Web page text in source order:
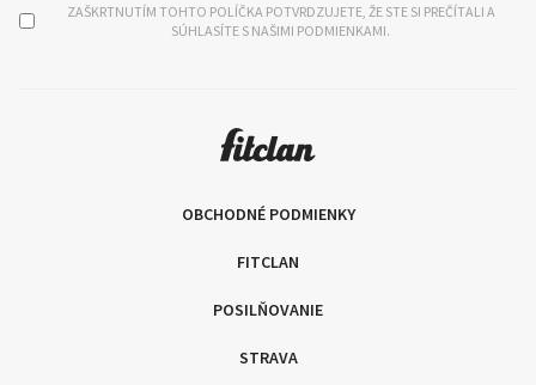
ZAŠKRTNUTÍM TOHTO POLÍČKA POTVRDZUJETE, ŽE STE SI PREČÍTALI A
SÚHLASÍTE S NAŠIMI PODMIENKAMI.
OBCHODNÉ PODMIENKY
FITCLAN
POSILŇOVANIE
STRAVA